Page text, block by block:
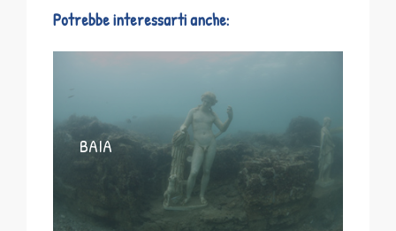
Potrebbe interessarti anche:
BAIA